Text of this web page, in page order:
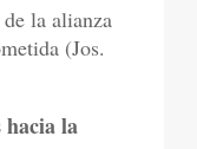
la alianza
(Jos.
hacia la